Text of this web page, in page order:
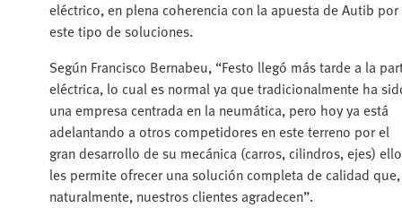
eléctrico, en plena coherencia con la apuesta de Autib por
este tipo de soluciones.
Según Francisco Bernabeu, “Festo llegó más tarde a la
eléctrica, lo cual es normal ya que tradicionalmente ha
una empresa centrada en la neumática, pero hoy ya está
adelantando a otros competidores en este terreno por el
gran desarrollo de su mecánica (carros, cilindros, ejes) ello
les permite ofrecer una solución completa de calidad que,
naturalmente, nuestros clientes agradecen”.